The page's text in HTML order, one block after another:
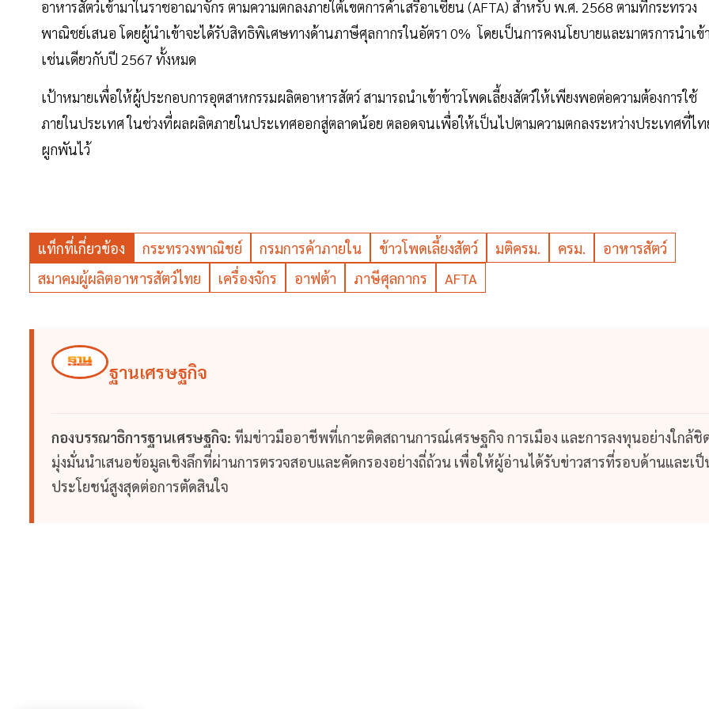
อาหารสัตว์เข้ามาในราชอาณาจักร ตามความตกลงภายใต้เขตการค้าเสรีอาเซียน (AFTA) สำหรับ พ.ศ. 2568 ตามที่กระทรวง
พาณิชย์เสนอ โดยผู้นำเข้าจะได้รับสิทธิพิเศษทางด้านภาษีศุลกากรในอัตรา 0% โดยเป็นการคงนโยบายและมาตรการนำเข้
เช่นเดียวกับปี 2567 ทั้งหมด
เป้าหมายเพื่อให้ผู้ประกอบการอุตสาหกรรมผลิตอาหารสัตว์ สามารถนำเข้าข้าวโพดเลี้ยงสัตว์ให้เพียงพอต่อความต้องการใช้
ภายในประเทศ ในช่วงที่ผลผลิตภายในประเทศออกสู่ตลาดน้อย ตลอดจนเพื่อให้เป็นไปตามความตกลงระหว่างประเทศที่ไ
ผูกพันไว้
แท็กที่เกี่ยวข้อง กระทรวงพาณิชย์ กรมการค้าภายใน ข้าวโพดเลี้ยงสัตว์ มติครม. ครม.
อาหารสัตว์
สมาคมผู้ผลิตอาหารสัตว์ไทย
เครื่องจักร อาฟต้า ภาษีศุลกากร AFTA
ฐานเศรษฐกิจ
กองบรรณาธิการฐานเศรษฐกิจ: ทีมข่าวมืออาชีพที่เกาะติดสถานการณ์เศรษฐกิจ การเมือง และการลงทุนอย่างใกล้ชิ
มุ่งมั่นนำเสนอข้อมูลเชิงลึกที่ผ่านการตรวจสอบและคัดกรองอย่างถี่ถ้วน เพื่อให้ผู้อ่านได้รับข่าวสารที่รอบด้านและเป็
ประโยชน์สูงสุดต่อการตัดสินใจ